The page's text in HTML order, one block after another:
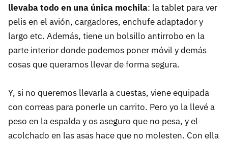
llevaba todo en una única mochila: la tablet para ver
pelis en el avión, cargadores, enchufe adaptador y
largo etc. Además, tiene un bolsillo antirrobo en la
parte interior donde podemos poner móvil y demás
cosas que queramos llevar de forma segura.
Y, si no queremos llevarla a cuestas, viene equipada
con correas para ponerle un carrito. Pero yo la llevé a
peso en la espalda y os aseguro que no pesa, y el
acolchado en las asas hace que no molesten. Con ella